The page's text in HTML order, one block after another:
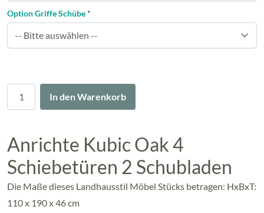
In den Warenkorb
Option Griffe Schübe *
Anrichte Kubic Oak 4
Schiebetüren 2 Schubladen
Die Maße dieses Landhausstil Möbel Stücks betragen: HxBxT:
110 x 190 x 46 cm